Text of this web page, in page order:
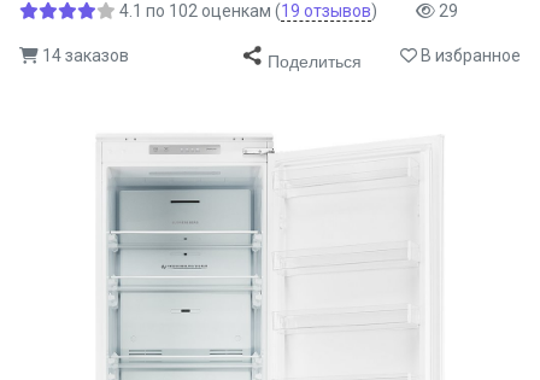
4.1 по 102 оценкам (19 отзывов) 29
14 заказов Поделиться В избранное